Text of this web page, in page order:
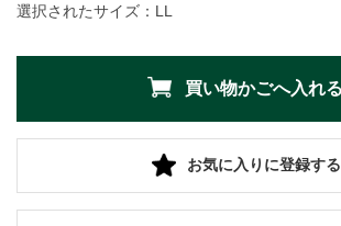
選択されたサイズ：LL
お気に入りに登録する